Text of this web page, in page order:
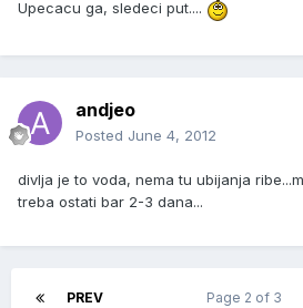
Upecacu ga, sledeci put....
andjeo
Posted June 4, 2012
divlja je to voda, nema tu ubijanja
treba ostati bar 2-3 dana...
PREV Page 2 of 3